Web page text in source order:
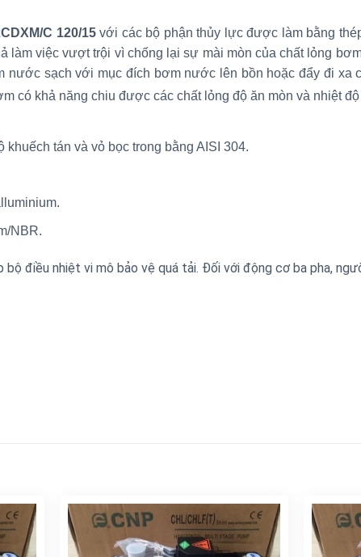
C 120/15với các bộ phận thủy lực được làm bằng
làm việc vượt trội vì chống lại sự mài mòn của chất lỏng
nước sạch với mục đích bơm nước lên bồn hoặc đẩy đi xa
có khả năng chiu được các chất lỏng độ ăn mòn và nhiệt
khuếch tán và vỏ bọc trong bằng AISI 304.
NBR.
điều nhiệt vi mô bảo vệ quá tải. Đối với động cơ ba pha,